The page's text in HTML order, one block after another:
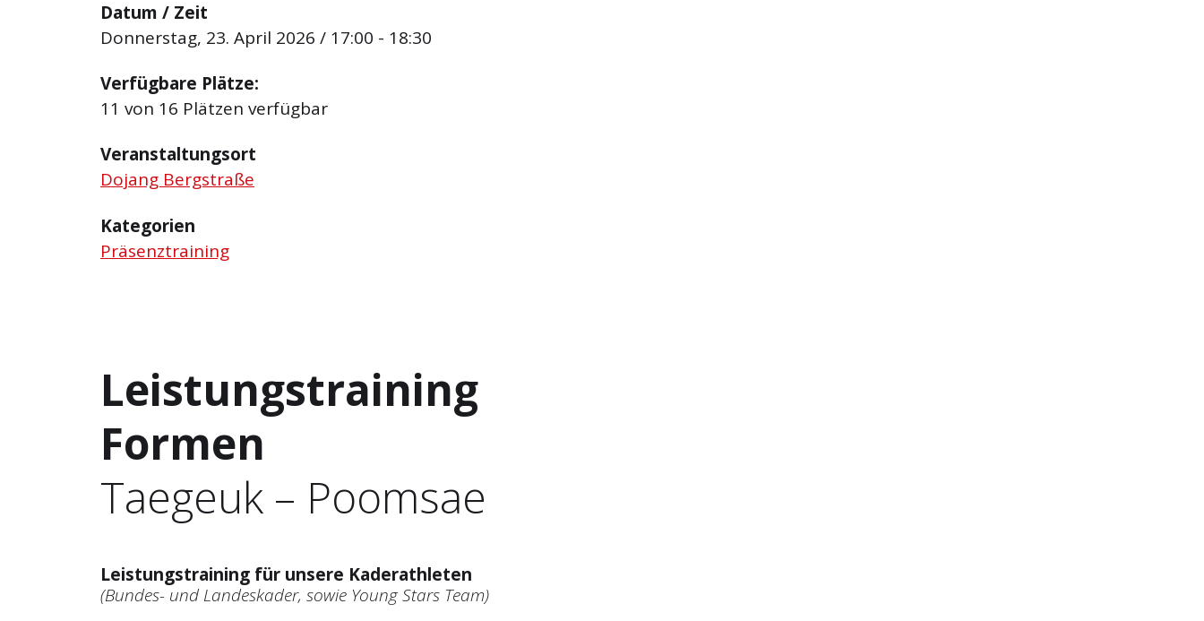
Datum / Zeit
Donnerstag, 23. April 2026 / 17:00 - 18:30
Verfügbare Plätze:
11 von 16 Plätzen verfügbar
Veranstaltungsort
Dojang Bergstraße
Kategorien
Präsenztraining
Leistungstraining
Formen
Taegeuk – Poomsae
Leistungstraining für unsere Kaderathleten
(Bundes- und Landeskader, sowie Young Stars Team)